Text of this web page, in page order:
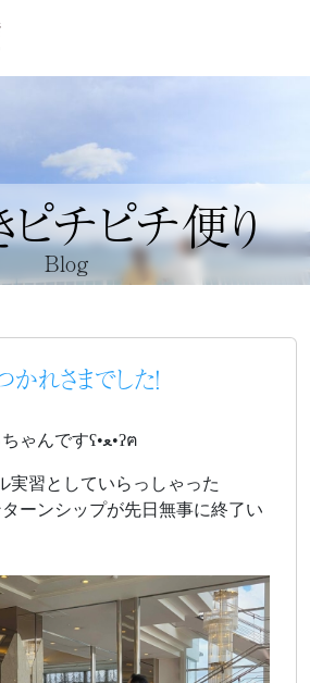
ピチピチ便り
Blog
れさまでした！
こんにちは、むっちゃんですʕ•ﻌ•ʔฅ
実習としていらっしゃった
ーンシップが先日無事に終了い